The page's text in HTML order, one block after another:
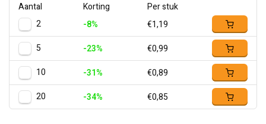
Aantal
Korting
Per stuk
2
-8%
€1,19
5
-23%
€0,99
10
-31%
€0,89
20
-34% €0,85